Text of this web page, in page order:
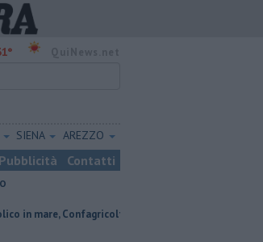
SIENA AREZZO
Pubblicità Contatti
Confagricoltura contraria